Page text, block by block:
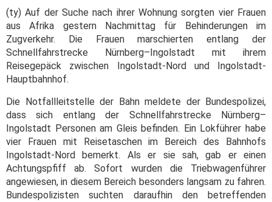
(ty) Auf der Suche nach ihrer Wohnung sorgten vier Frauen
aus Afrika gestern Nachmittag für Behinderungen im
Zugverkehr. Die Frauen marschierten entlang der
Schnellfahrstrecke Nürnberg–Ingolstadt mit ihrem
Reisegepäck zwischen Ingolstadt-Nord und Ingolstadt-
Hauptbahnhof.
Die Notfallleitstelle der Bahn meldete der Bundespolizei,
dass sich entlang der Schnellfahrstrecke Nürnberg–
Ingolstadt Personen am Gleis befinden. Ein Lokführer habe
vier Frauen mit Reisetaschen im Bereich des Bahnhofs
Ingolstadt-Nord bemerkt. Als er sie sah, gab er einen
Achtungspfiff ab. Sofort wurden die Triebwagenführer
angewiesen, in diesem Bereich besonders langsam zu fahren.
Bundespolizisten suchten daraufhin den betreffenden